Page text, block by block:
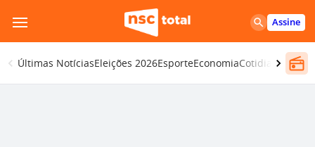
para
o
conteúdo
Assine
Últimas NotíciasEleições 2026EsporteEconomiaCotidiano